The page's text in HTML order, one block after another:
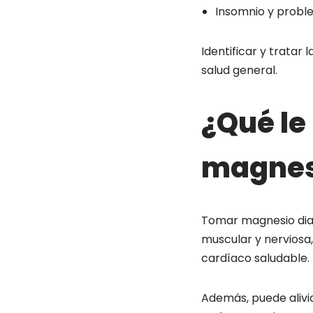
Insomnio y
Identificar y tratar
salud general.
¿Qué
Tomar magnesio
muscular y
cardíaco saludable.
Además, puede